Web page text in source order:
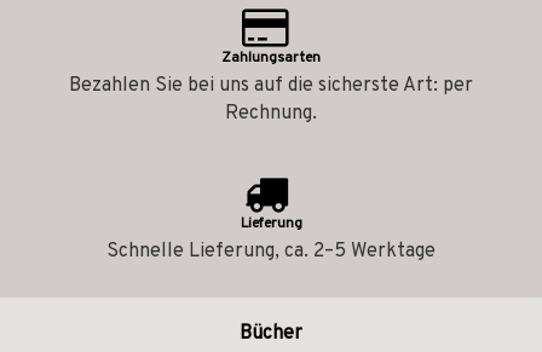
Zahlungsarten
Bezahlen Sie bei uns auf die sicherste Art: per
Rechnung.
Lieferung
Schnelle Lieferung, ca. 2–5 Werktage
Bücher